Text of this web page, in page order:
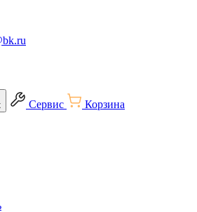
Сервис Корзина